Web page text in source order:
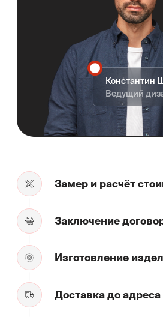
Чтобы заказать бесплатный замер,
выберите удобный день и оставьте
телефон. Дизайнер свяжется с вами
уже через 10-15 минут после получения
заявки.
+7
Я согласен с политикой конфиденциальности .
8 (812) 425-31-91
Заказать звонок →
ВРЕМЯ РАБОТЫ
10:00 – 21:00 Ежедневно